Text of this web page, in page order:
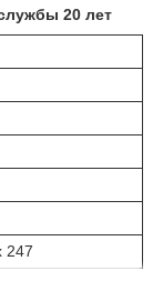
20 лет
247